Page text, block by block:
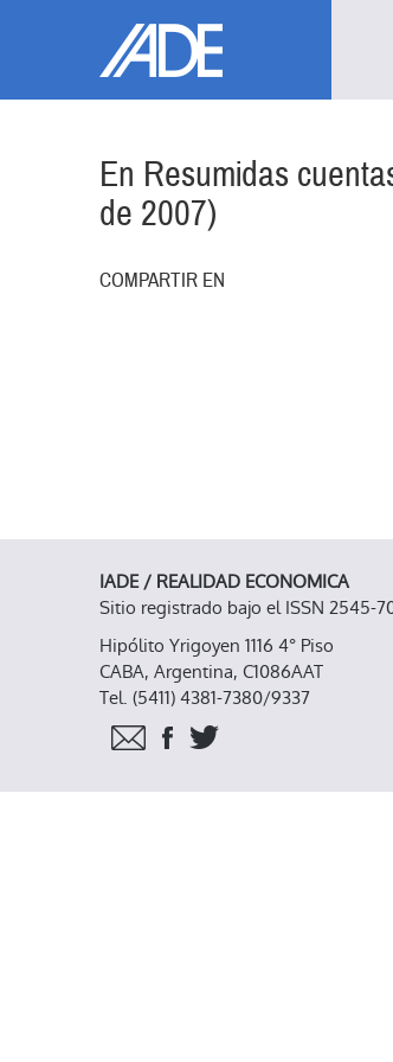
En Resumidas
de 2007)
COMPARTIR EN
IADE / REALIDAD ECONOMICA
Sitio registrado bajo el ISSN 2545-
Hipólito Yrigoyen 1116 4° Piso
CABA, Argentina, C1086AAT
Tel. (5411) 4381-7380/9337